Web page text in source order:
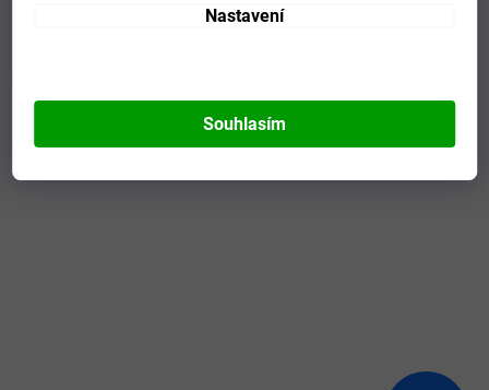
Nastavení
Souhlasím